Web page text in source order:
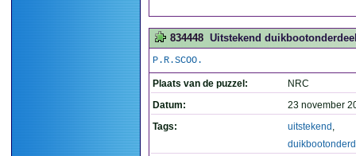
834448 Uitstekend
P.R.SCOO.
Plaats van de puzzel:
NRC
Datum:
23 november
Tags:
uitstekend ,